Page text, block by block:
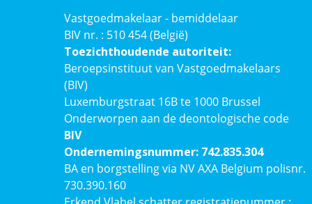
Vastgoedmakelaar - bemiddelaar
BIV nr. : 510 454 (België)
Toezichthoudende autoriteit:
Beroepsinstituut van Vastgoedmakelaars
(BIV)
Luxemburgstraat 16B te 1000 Brussel
Onderworpen aan de deontologische code
BIV
Ondernemingsnummer: 742.835.304
BA en borgstelling via NV AXA Belgium polisnr.
730.390.160